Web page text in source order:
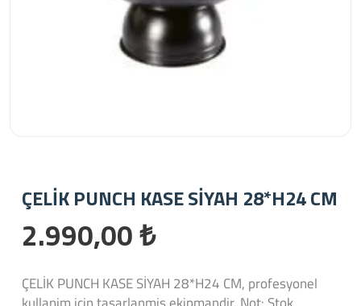
ÇELİK PUNCH KASE SİYAH 28*H24 CM
2.990,00 ₺
ÇELİK PUNCH KASE SİYAH 28*H24 CM, profesyonel